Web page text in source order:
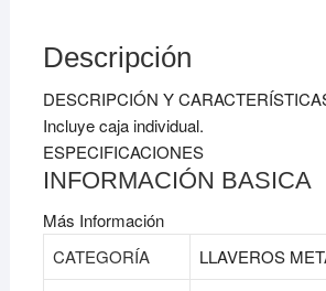
Descripción
DESCRIPCIÓN Y
Incluye caja individual.
ESPECIFICACIONES
INFORMACIÓN BASICA
Más Información
CATEGORÍA
LLAVEROS